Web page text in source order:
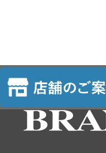
店
舗
の